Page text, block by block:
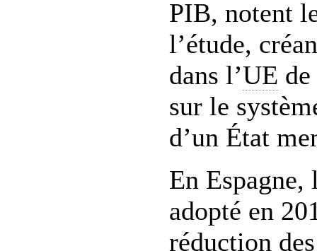
PIB, notent
l’étude,
dans l’UE
sur le
d’un État
En Espagne,
adopté en
réduction